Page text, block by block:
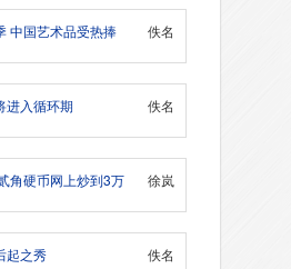
中国艺术品受热捧 佚名
进入循环期 佚名
角硬币网上炒到3万 徐岚
起之秀 佚名